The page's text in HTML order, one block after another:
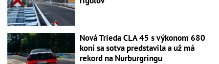
Nová Trieda CLA 45 s výkonom 680
koní sa sotva predstavila a už má
rekord na Nurburgringu